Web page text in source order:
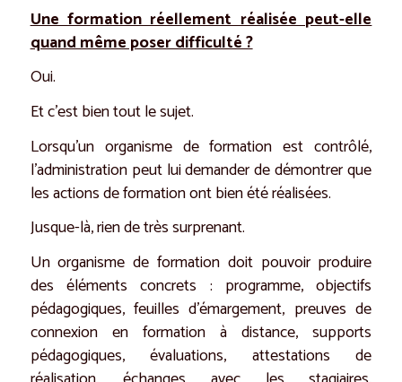
Une formation réellement réalisée peut-elle
quand même poser difficulté ?
Oui.
Et c’est bien tout le sujet.
Lorsqu’un organisme de formation est contrôlé,
l’administration peut lui demander de démontrer que
les actions de formation ont bien été réalisées.
Jusque-là, rien de très surprenant.
Un organisme de formation doit pouvoir produire
des éléments concrets : programme, objectifs
pédagogiques, feuilles d’émargement, preuves de
connexion en formation à distance, supports
pédagogiques, évaluations, attestations de